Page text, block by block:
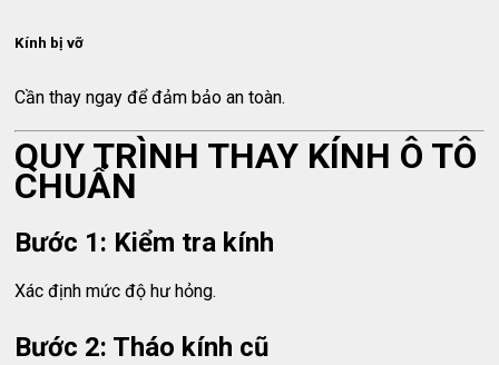
Kính bị vỡ
Cần thay ngay để đảm bảo an toàn.
QUY TRÌNH THAY KÍNH Ô TÔ
CHUẨN
Bước 1: Kiểm tra kính
Xác định mức độ hư hỏng.
Bước 2: Tháo kính cũ